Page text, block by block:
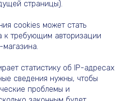
страницы).
cookies может стать
к требующим авторизации
статистику об IP-адресах
сведения нужны, чтобы
проблемы и